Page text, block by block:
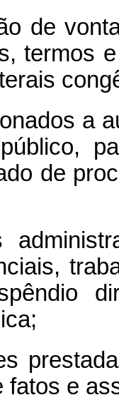
de
termos
a
de
fatos e